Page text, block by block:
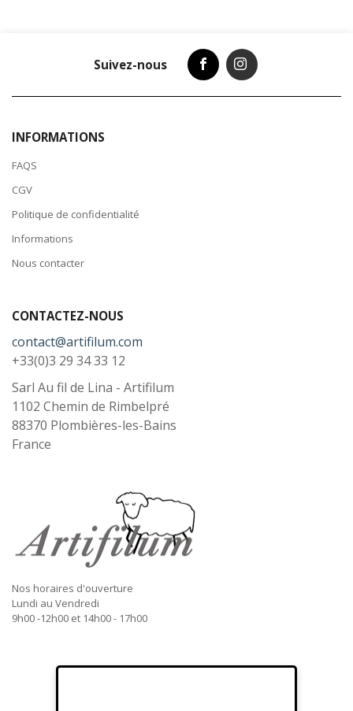
Suivez-nous
INFORMATIONS
FAQS
CGV
Politique de confidentialité
Informations
Nous contacter
CONTACTEZ-NOUS
contact@artifilum.com
+33(0)3 29 34 33 12
Sarl Au fil de Lina - Artifilum
1102 Chemin de Rimbelpré
88370 Plombières-les-Bains
France
Nos horaires d'ouverture
Lundi au Vendredi
9h00 -12h00 et 14h00 - 17h00